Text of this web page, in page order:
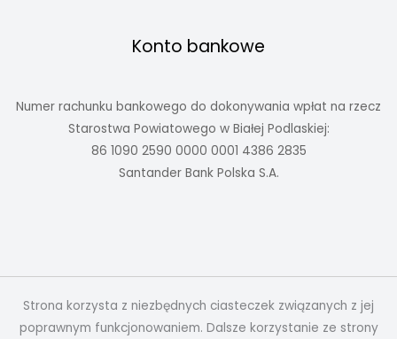
Konto bankowe
Numer rachunku bankowego do dokonywania wpłat na rzecz
Starostwa Powiatowego w Białej Podlaskiej:
86 1090 2590 0000 0001 4386 2835
Santander Bank Polska S.A.
Strona korzysta z niezbędnych ciasteczek związanych z jej
poprawnym funkcjonowaniem. Dalsze korzystanie ze strony